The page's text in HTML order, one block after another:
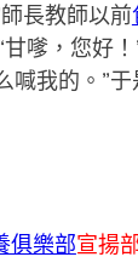
長教師以前
甘嗲，您好！
我的。”
俱樂部宣揚